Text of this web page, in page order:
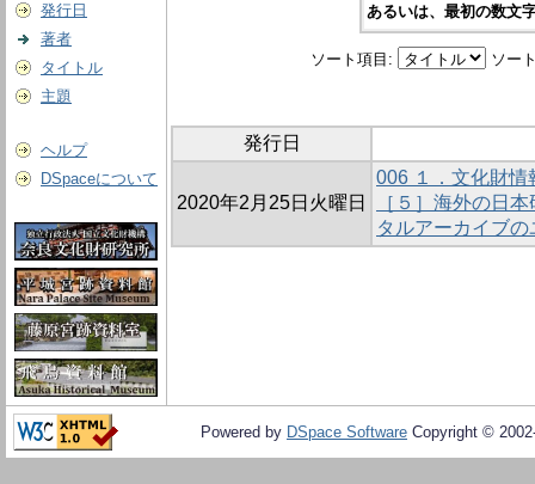
発行日
著者
タイトル
主題
ヘルプ
DSpaceについて
あるいは、最初の数文
ソート項目: ソー
発行日
2020年2月25日火曜日
006 １．文化財情
［５］海外の日
タルアーカイブ
Powered by DSpace Software Copyright ©